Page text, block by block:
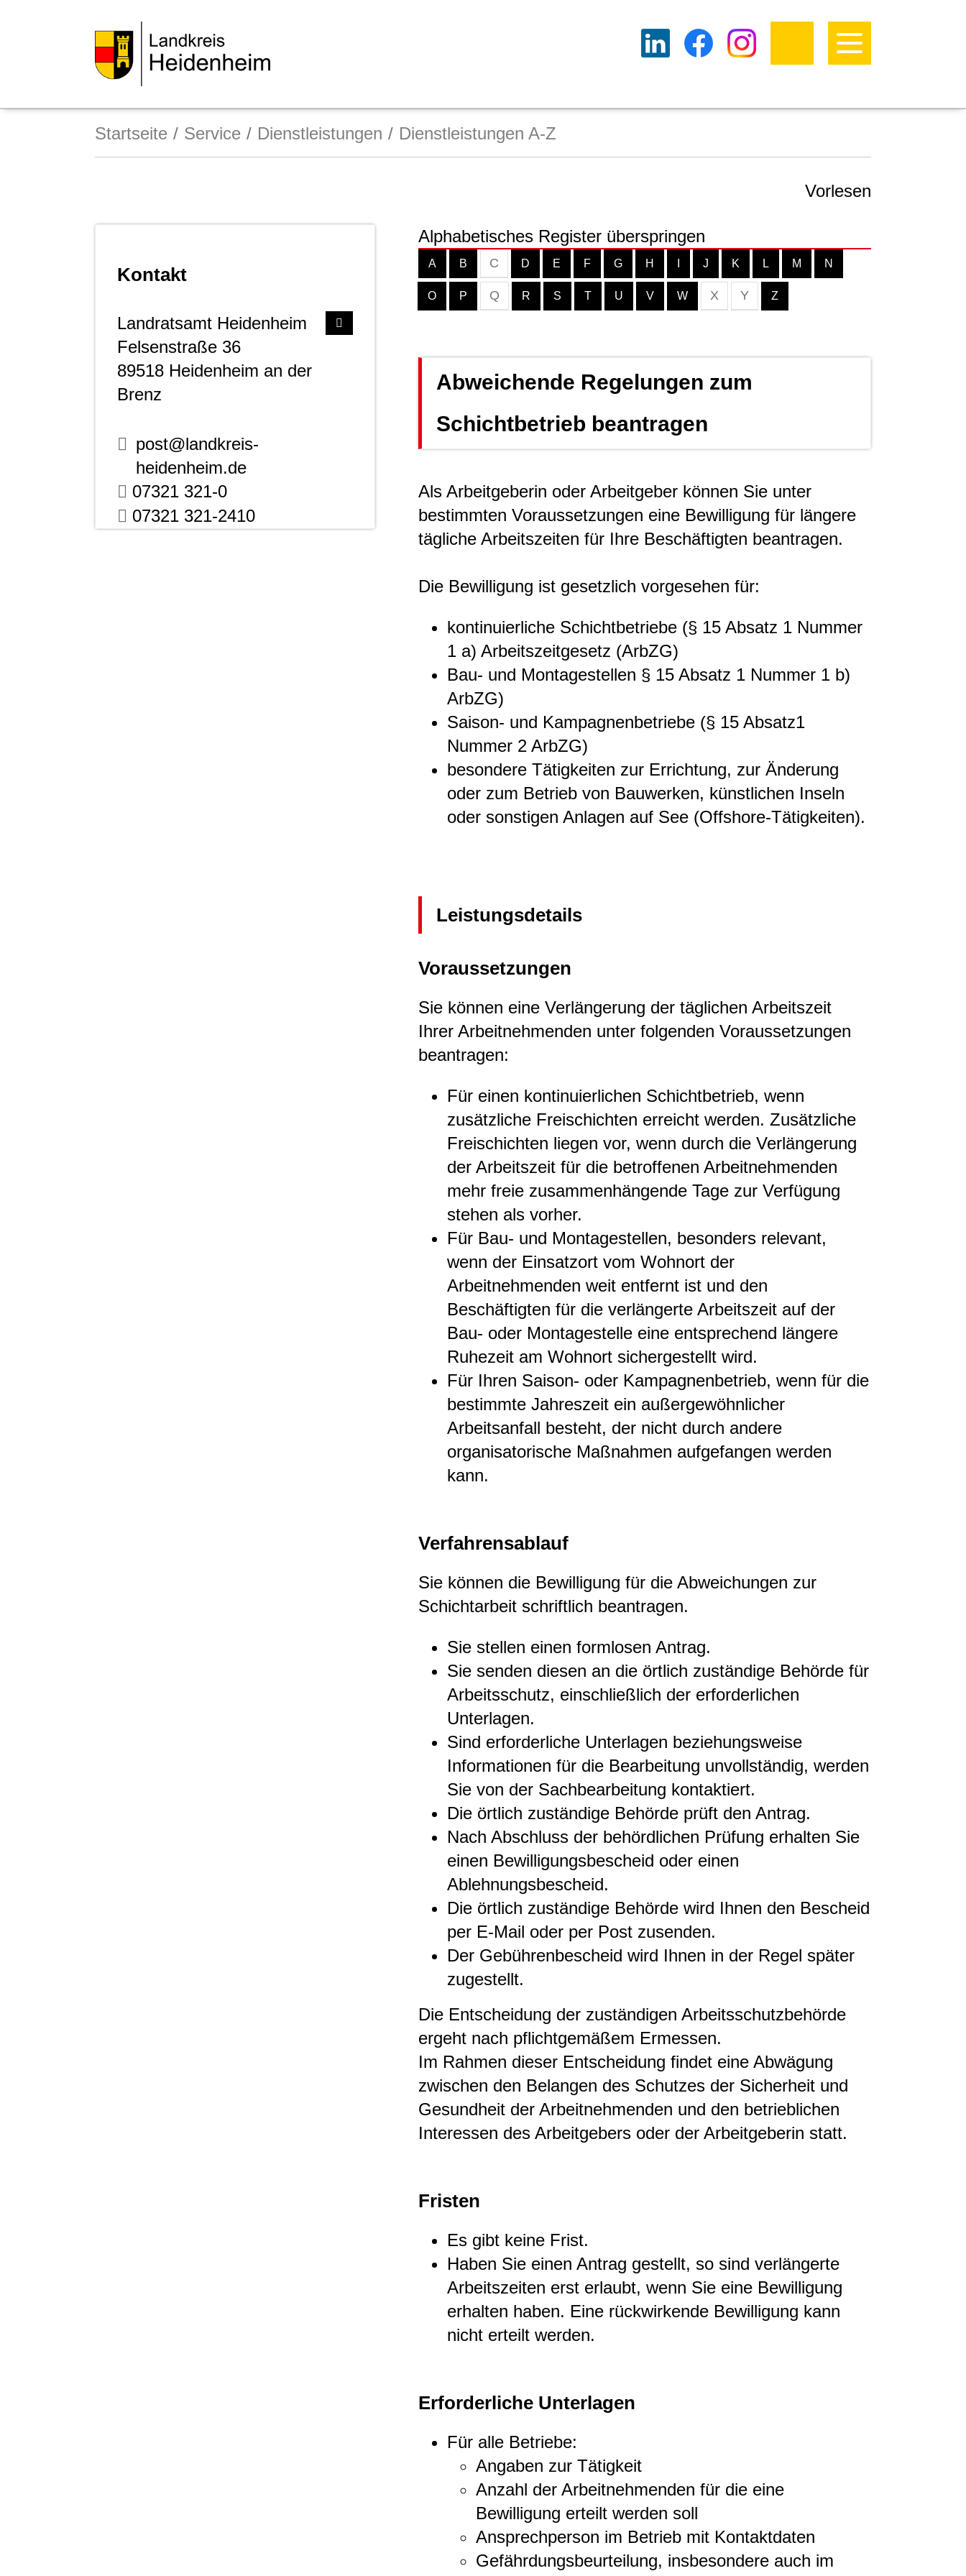
Startseite Service Dienstleistungen Dienstleistungen A-Z
Vorlesen
Kontakt
Landratsamt Heidenheim
Felsenstraße 36
89518 Heidenheim an der
Brenz
post@landkreis-
heidenheim.de
07321 321-0
07321 321-2410
Alphabetisches Register überspringen
A B C D E F G H J K L M N
O P Q R S T U V W X Y Z
Abweichende Regelungen zum
Schichtbetrieb beantragen
Als Arbeitgeberin oder Arbeitgeber können Sie unter
bestimmten Voraussetzungen eine Bewilligung für längere
tägliche Arbeitszeiten für Ihre Beschäftigten beantragen.
Die Bewilligung ist gesetzlich vorgesehen für:
kontinuierliche Schichtbetriebe (§ 15 Absatz 1 Nummer
1 a) Arbeitszeitgesetz (ArbZG)
Bau- und Montagestellen § 15 Absatz 1 Nummer 1 b)
ArbZG)
Saison- und Kampagnenbetriebe (§ 15 Absatz1
Nummer 2 ArbZG)
besondere Tätigkeiten zur Errichtung, zur Änderung
oder zum Betrieb von Bauwerken, künstlichen Inseln
oder sonstigen Anlagen auf See (Offshore-Tätigkeiten).
Leistungsdetails
Voraussetzungen
Sie können eine Verlängerung der täglichen Arbeitszeit
Ihrer Arbeitnehmenden unter folgenden Voraussetzungen
beantragen:
Für einen kontinuierlichen Schichtbetrieb, wenn
zusätzliche Freischichten erreicht werden. Zusätzliche
Freischichten liegen vor, wenn durch die Verlängerung
der Arbeitszeit für die betroffenen Arbeitnehmenden
mehr freie zusammenhängende Tage zur Verfügung
stehen als vorher.
Für Bau- und Montagestellen, besonders relevant,
wenn der Einsatzort vom Wohnort der
Arbeitnehmenden weit entfernt ist und den
Beschäftigten für die verlängerte Arbeitszeit auf der
Bau- oder Montagestelle eine entsprechend längere
Ruhezeit am Wohnort sichergestellt wird.
Für Ihren Saison- oder Kampagnenbetrieb, wenn für die
bestimmte Jahreszeit ein außergewöhnlicher
Arbeitsanfall besteht, der nicht durch andere
organisatorische Maßnahmen aufgefangen werden
kann.
Verfahrensablauf
Sie können die Bewilligung für die Abweichungen zur
Schichtarbeit schriftlich beantragen.
Sie stellen einen formlosen Antrag.
Sie senden diesen an die örtlich zuständige Behörde für
Arbeitsschutz, einschließlich der erforderlichen
Unterlagen.
Sind erforderliche Unterlagen beziehungsweise
Informationen für die Bearbeitung unvollständig, werden
Sie von der Sachbearbeitung kontaktiert.
Die örtlich zuständige Behörde prüft den Antrag.
Nach Abschluss der behördlichen Prüfung erhalten Sie
einen Bewilligungsbescheid oder einen
Ablehnungsbescheid.
Die örtlich zuständige Behörde wird Ihnen den Bescheid
per E-Mail oder per Post zusenden.
Der Gebührenbescheid wird Ihnen in der Regel später
zugestellt.
Die Entscheidung der zuständigen Arbeitsschutzbehörde
ergeht nach pflichtgemäßem Ermessen.
Im Rahmen dieser Entscheidung findet eine Abwägung
zwischen den Belangen des Schutzes der Sicherheit und
Gesundheit der Arbeitnehmenden und den betrieblichen
Interessen des Arbeitgebers oder der Arbeitgeberin statt.
Fristen
Es gibt keine Frist.
Haben Sie einen Antrag gestellt, so sind verlängerte
Arbeitszeiten erst erlaubt, wenn Sie eine Bewilligung
erhalten haben. Eine rückwirkende Bewilligung kann
nicht erteilt werden.
Erforderliche Unterlagen
Für alle Betriebe:
Angaben zur Tätigkeit
Anzahl der Arbeitnehmenden für die eine
Bewilligung erteilt werden soll
Ansprechperson im Betrieb mit Kontaktdaten
Gefährdungsbeurteilung, insbesondere auch im